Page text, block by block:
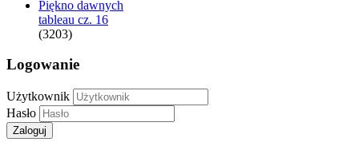
Piękno dawnych
tableau cz. 16
(3203)
Logowanie
Użytkownik
Hasło
Zaloguj